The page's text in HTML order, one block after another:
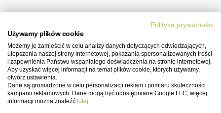
Zobacz,
jest Daikin – ERGA06
Wykres wydajności przy Temp. wody na
wylocie30°C
Polityka prywatności
Używamy plików cookie
Możemy je zamieścić w celu analizy danych dotyczących odwiedzających,
ulepszenia naszej strony internetowej, pokazania spersonalizowanych treści
i zapewnienia Państwu wspaniałego doświadczenia na stronie internetowej.
Aby uzyskać więcej informacji na temat plików cookie, których używamy,
otwórz ustawienia.
Dane są gromadzone w celu personalizacji reklam i pomiaru skuteczności
kampanii reklamowych. Dane mogą być udostępniane Google LLC, więcej
informacji można znaleźć tutaj